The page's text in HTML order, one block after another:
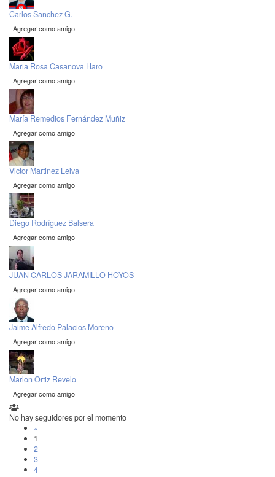
Carlos Sanchez G.
Agregar como amigo
Maria Rosa Casanova Haro
Agregar como amigo
María Remedios Fernández Muñiz
Agregar como amigo
Victor Martinez Leiva
Agregar como amigo
Diego Rodríguez Balsera
Agregar como amigo
JUAN CARLOS JARAMILLO HOYOS
Agregar como amigo
Jaime Alfredo Palacios Moreno
Agregar como amigo
Marlon Ortiz Revelo
Agregar como amigo
No hay seguidores por el momento
«
1
2
3
4